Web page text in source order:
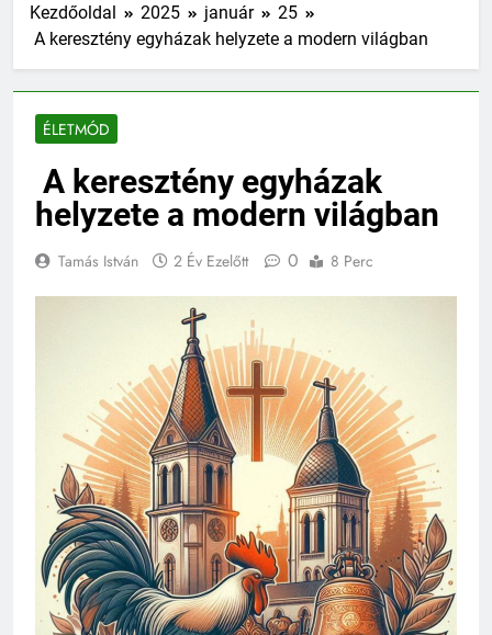
Kezdőoldal 2025 január
25
A keresztény egyházak helyzete a modern világban
ÉLETMÓD
A keresztény egyházak
helyzete a modern világban
Tamás István 2 Év Ezelőtt 0 8 Perc